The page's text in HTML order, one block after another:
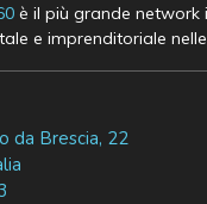
è il più grande network
e imprenditoriale
da Brescia, 22